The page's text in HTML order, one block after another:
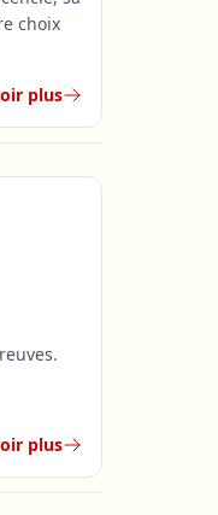
choix
plus
plus